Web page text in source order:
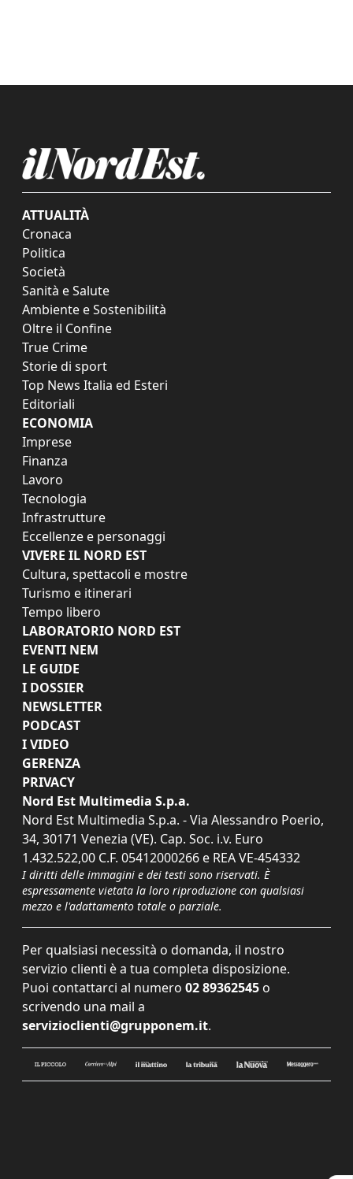
ATTUALITÀ
Cronaca
Politica
Società
Sanità e Salute
Ambiente e Sostenibilità
Oltre il Confine
True Crime
Storie di sport
Top News Italia ed Esteri
Editoriali
ECONOMIA
Imprese
Finanza
Lavoro
Tecnologia
Infrastrutture
Eccellenze e personaggi
VIVERE IL NORD EST
Cultura, spettacoli e mostre
Turismo e itinerari
Tempo libero
LABORATORIO NORD EST
EVENTI NEM
LE GUIDE
I DOSSIER
NEWSLETTER
PODCAST
I VIDEO
GERENZA
PRIVACY
Nord Est Multimedia S.p.a.
Nord Est Multimedia S.p.a. - Via Alessandro Poerio,
34, 30171 Venezia (VE). Cap. Soc. i.v. Euro
1.432.522,00 C.F. 05412000266 e REA VE-454332
I diritti delle immagini e dei testi sono riservati. È
espressamente vietata la loro riproduzione con qualsiasi
mezzo e l'adattamento totale o parziale.
Per qualsiasi necessità o domanda, il nostro
servizio clienti è a tua completa disposizione.
Puoi contattarci al numero 02 89362545 o
scrivendo una mail a
servizioclienti@grupponem.it.